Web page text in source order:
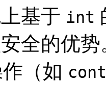
基于 int
全的优
（如